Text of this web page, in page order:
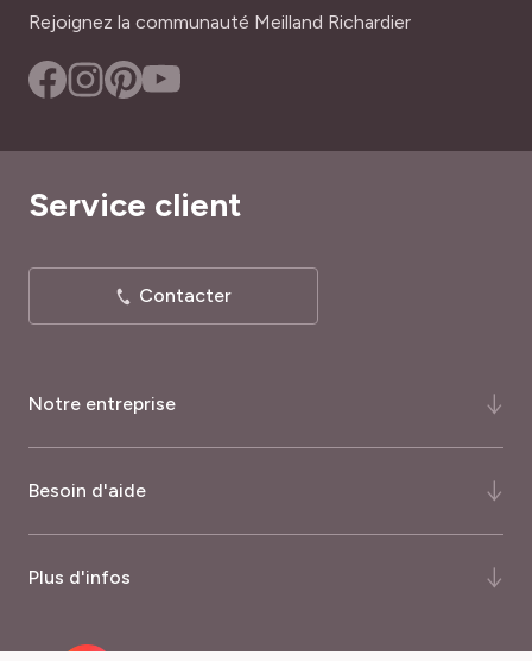
Rejoignez la communauté Meilland Richardier
Notre entreprise
Palmarès du magazine Capital
Besoin d'aide
Quand commander ?
Plus d'infos
Nos garanties
Service client
Contacter